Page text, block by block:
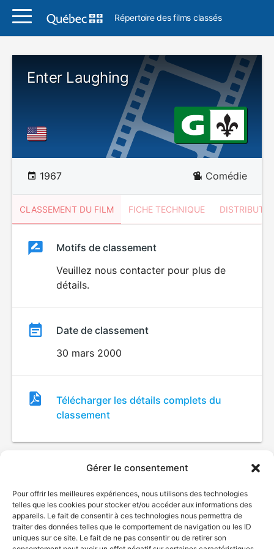
Gérer le consentement
Pour offrir les meilleures expériences, nous utilisons des technologies
telles que les cookies pour stocker et/ou accéder aux informations des
appareils. Le fait de consentir à ces technologies nous permettra de
traiter des données telles que le comportement de navigation ou les ID
uniques sur ce site. Le fait de ne pas consentir ou de retirer son
Répertoire des films classés
Enter Laughing
1967 Comédie
CLASSEMENT DU FILM FICHE TECHNIQUE
ClassementClassement
Motifs de classement
Veuillez nous contacter pour plus de
détails.
Date de classement
30 mars 2000
Fichier
de
classement
Télécharger les détails complets du
classement